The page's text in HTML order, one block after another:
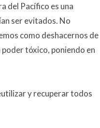
del Pacífico es una
ser evitados. No
como deshacernos de
tóxico, poniendo en
y recuperar todos